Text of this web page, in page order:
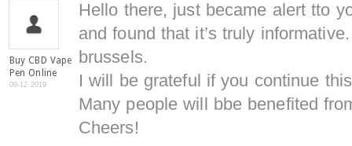
Buy CBD Vape
Pen Online
09-12-2019
Hello there, just became alert tto
and found that it’s truly
brussels.
I will be grateful if you continue
Many people will bbe benefited
Cheers!